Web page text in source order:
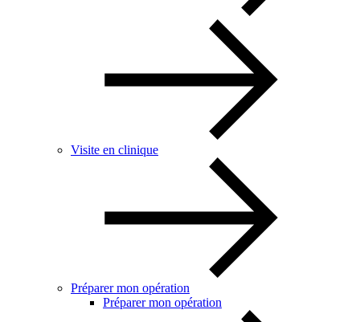
Visite en clinique
Préparer mon opération
Préparer mon opération